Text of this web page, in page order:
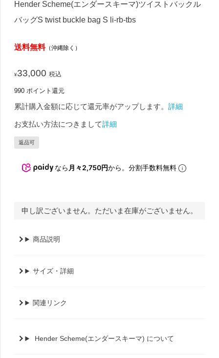
Hender Scheme(エンダースキーマ)ツイストバックル
バッグS twist buckle bag S li-rb-tbs
送料無料（沖縄除く）
¥33,000 税込
990 ポイント還元
累計購入金額に応じて還元率がアップします。詳細
お支払い方法につきまして詳細
返品可
なら 月々2,750円から。分割手数料無料
申し訳ございません。ただいま在庫がございません。
商品説明
サイズ・詳細
関連リンク
Hender Scheme(エンダースキーマ) について